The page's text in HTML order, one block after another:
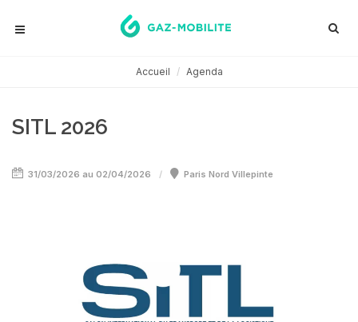
Accueil Agenda
SITL 2026
31/03/2026 au 02/04/2026 Paris Nord Villepinte